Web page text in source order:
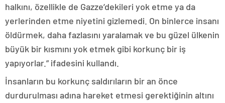
halkını, özellikle de Gazze’dekileri yok etme ya da
yerlerinden etme niyetini gizlemedi. On binlerce insanı
öldürmek, daha fazlasını yaralamak ve bu güzel ülkenin
büyük bir kısmını yok etmek gibi korkunç bir iş
yapıyorlar.” ifadesini kullandı.
İnsanların bu korkunç saldırıların bir an önce
durdurulması adına hareket etmesi gerektiğinin altını